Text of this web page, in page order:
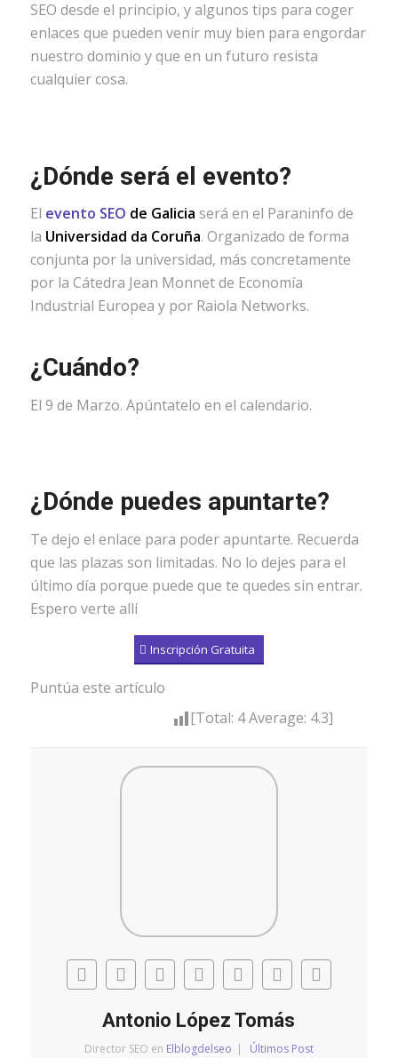
SEO desde el principio, y algunos tips para coger
enlaces que pueden venir muy bien para engordar
nuestro dominio y que en un futuro resista
cualquier cosa.
¿Dónde será el evento?
El evento SEO de Galicia será en el Paraninfo de
la Universidad da Coruña. Organizado de forma
conjunta por la universidad, más concretamente
por la Cátedra Jean Monnet de Economía
Industrial Europea y por Raiola Networks.
¿Cuándo?
El 9 de Marzo. Apúntatelo en el calendario.
¿Dónde puedes apuntarte?
Te dejo el enlace para poder apuntarte. Recuerda
que las plazas son limitadas. No lo dejes para el
último día porque puede que te quedes sin entrar.
Espero verte allí
Inscripción Gratuita
Puntúa este artículo
[Total: 4Average: 4.3]
Antonio López Tomás
Director SEO en Elblogdelseo | Últimos Post